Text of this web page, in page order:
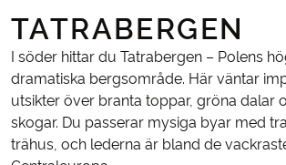
TATRABERGEN
I söder hittar du Tatrabergen – Polens
dramatiska bergsområde. Här väntar
utsikter över branta toppar, gröna dalar
skogar. Du passerar mysiga byar med
trähus, och lederna är bland de